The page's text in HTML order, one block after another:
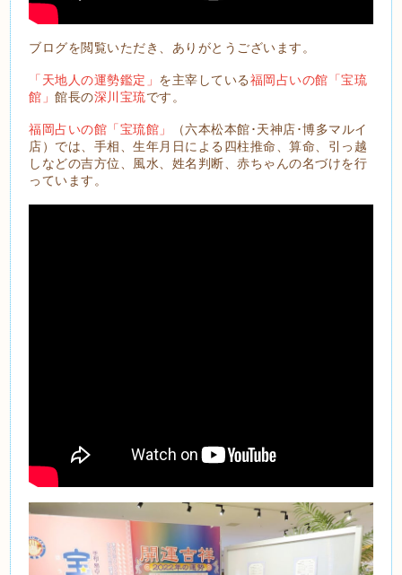
ブログを閲覧いただき、ありがとうございます。
「天地人の運勢鑑定」 を主宰している福岡占いの館「宝琉
館」館長の深川宝琉です。
福岡占いの館「宝琉館」
（六本松本館･天神店･博多マルイ
店）では、手相、生年月日による四柱推命、算命、引っ越
しなどの吉方位、風水、姓名判断、赤ちゃんの名づけを行
っています。